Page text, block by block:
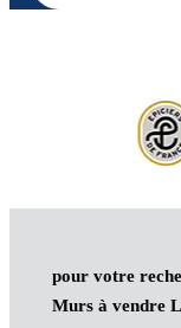
pour votre
Murs à vendre